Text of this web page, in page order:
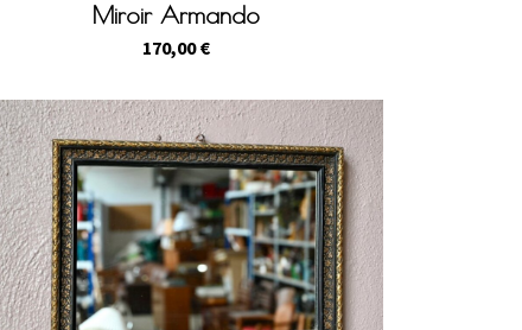
Miroir Armando
170,00€